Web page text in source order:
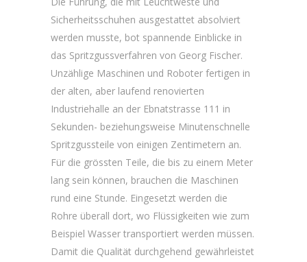
Sicherheitsschuhen ausgestattet absolviert
werden musste, bot spannende Einblicke in
das Spritzgussverfahren von Georg Fischer.
Unzählige Maschinen und Roboter fertigen in
der alten, aber laufend renovierten
Industriehalle an der Ebnatstrasse 111 in
Sekunden- beziehungsweise Minutenschnelle
Spritzgussteile von einigen Zentimetern an.
Für die grössten Teile, die bis zu einem Meter
lang sein können, brauchen die Maschinen
rund eine Stunde. Eingesetzt werden die
Rohre überall dort, wo Flüssigkeiten wie zum
Beispiel Wasser transportiert werden müssen.
Damit die Qualität durchgehend gewährleistet